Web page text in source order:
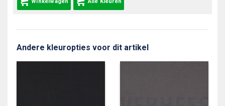
Winkelwagen Alle Kleuren
Andere kleuropties voor dit artikel